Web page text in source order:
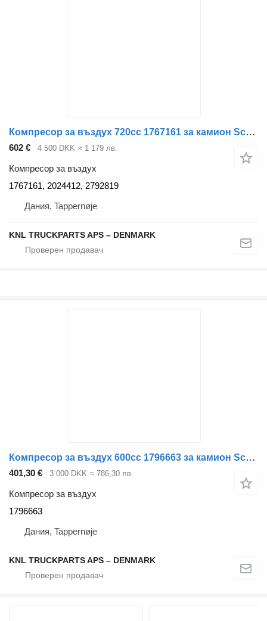
Компресор за въздух 720cc 1767161 за камион Scania
602 € 4 500 DKK ≈ 1 179 лв.
Компресор за въздух
1767161, 2024412, 2792819
Дания, Tappernøje
KNL TRUCKPARTS APS – DENMARK
Компресор за въздух 600cc 1796663 за камион Scania
401,30 € 3 000 DKK ≈ 786,30 лв.
Компресор за въздух
1796663
Дания, Tappernøje
KNL TRUCKPARTS APS – DENMARK